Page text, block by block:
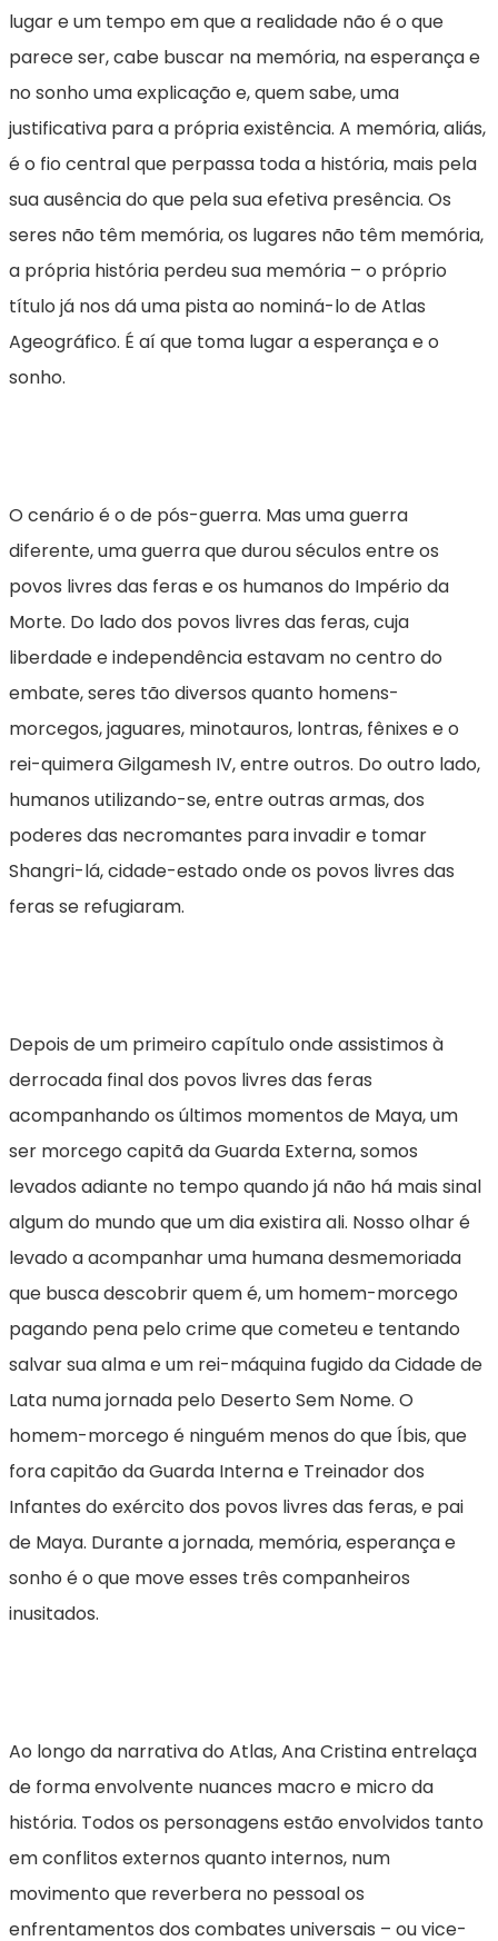
lugar e um tempo em que a realidade não é o que
parece ser, cabe buscar na memória, na esperança e
no sonho uma explicação e, quem sabe, uma
justificativa para a própria existência. A memória, aliás,
é o fio central que perpassa toda a história, mais pela
sua ausência do que pela sua efetiva presência. Os
seres não têm memória, os lugares não têm memória,
a própria história perdeu sua memória – o próprio
título já nos dá uma pista ao nominá-lo de Atlas
Ageográfico. É aí que toma lugar a esperança e o
sonho.
O cenário é o de pós-guerra. Mas uma guerra
diferente, uma guerra que durou séculos entre os
povos livres das feras e os humanos do Império da
Morte. Do lado dos povos livres das feras, cuja
liberdade e independência estavam no centro do
embate, seres tão diversos quanto homens-
morcegos, jaguares, minotauros, lontras, fênixes e o
rei-quimera Gilgamesh IV, entre outros. Do outro lado,
humanos utilizando-se, entre outras armas, dos
poderes das necromantes para invadir e tomar
Shangri-lá, cidade-estado onde os povos livres das
feras se refugiaram.
Depois de um primeiro capítulo onde assistimos à
derrocada final dos povos livres das feras
acompanhando os últimos momentos de Maya, um
ser morcego capitã da Guarda Externa, somos
levados adiante no tempo quando já não há mais sinal
algum do mundo que um dia existira ali. Nosso olhar é
levado a acompanhar uma humana desmemoriada
que busca descobrir quem é, um homem-morcego
pagando pena pelo crime que cometeu e tentando
salvar sua alma e um rei-máquina fugido da Cidade de
Lata numa jornada pelo Deserto Sem Nome. O
homem-morcego é ninguém menos do que Íbis, que
fora capitão da Guarda Interna e Treinador dos
Infantes do exército dos povos livres das feras, e pai
de Maya. Durante a jornada, memória, esperança e
sonho é o que move esses três companheiros
inusitados.
Ao longo da narrativa do Atlas, Ana Cristina entrelaça
de forma envolvente nuances macro e micro da
história. Todos os personagens estão envolvidos tanto
em conflitos externos quanto internos, num
movimento que reverbera no pessoal os
enfrentamentos dos combates universais – ou vice-